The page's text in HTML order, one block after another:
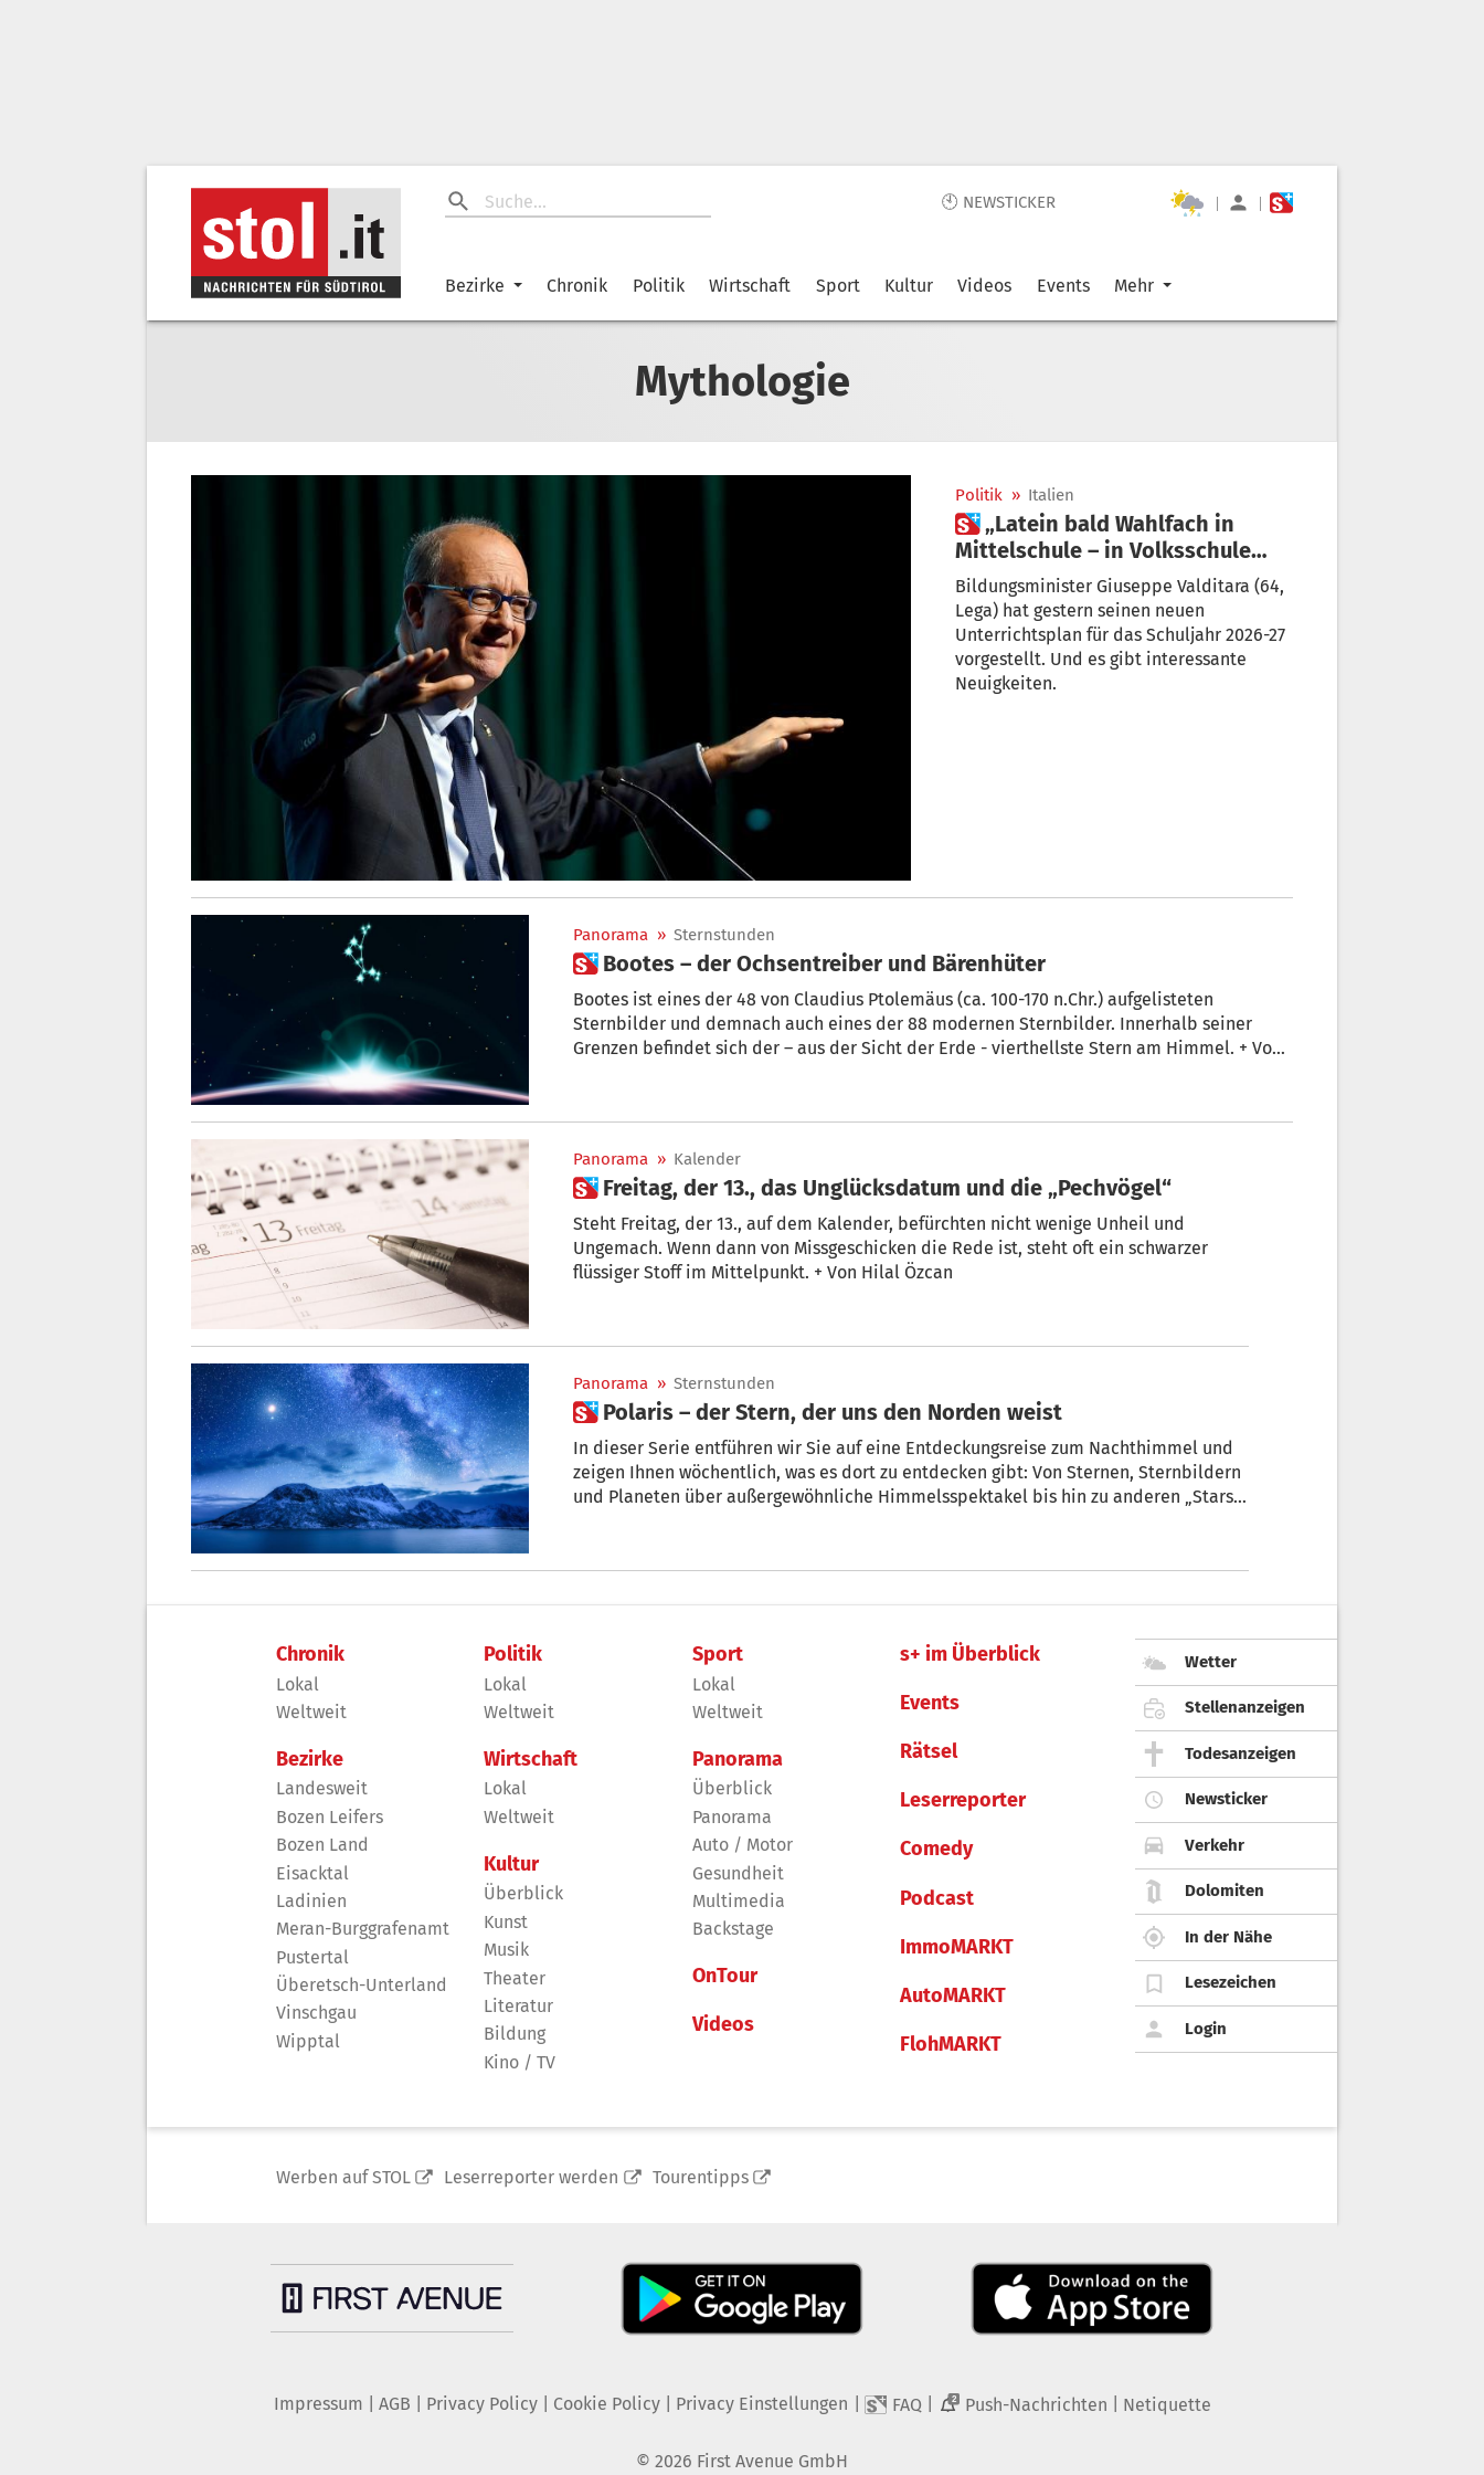
🕙 NEWSTICKER | |
Bezirke Chronik Politik Wirtschaft Sport Kultur Videos Events Mehr
Mythologie
Politik » Italien
 „Latein bald Wahlfach in
Mittelschule – in Volksschule
mehr Musik und Chöre“
Bildungsminister Giuseppe Valditara (64,
Lega) hat gestern seinen neuen
Unterrichtsplan für das Schuljahr 2026-27
vorgestellt. Und es gibt interessante
Neuigkeiten.
Panorama » Sternstunden
 Bootes – der Ochsentreiber und Bärenhüter
Bootes ist eines der 48 von Claudius Ptolemäus (ca. 100-170 n.Chr.) aufgelisteten
Sternbilder und demnach auch eines der 88 modernen Sternbilder. Innerhalb seiner
Grenzen befindet sich der – aus der Sicht der Erde - vierthellste Stern am Himmel. + Von
Panorama » Kalender
 Freitag, der 13., das Unglücksdatum und die „Pechvögel“
Steht Freitag, der 13., auf dem Kalender, befürchten nicht wenige Unheil und
Ungemach. Wenn dann von Missgeschicken die Rede ist, steht oft ein schwarzer
flüssiger Stoff im Mittelpunkt. + Von Hilal Özcan
Panorama » Sternstunden
 Polaris – der Stern, der uns den Norden weist
In dieser Serie entführen wir Sie auf eine Entdeckungsreise zum Nachthimmel und
zeigen Ihnen wöchentlich, was es dort zu entdecken gibt: Von Sternen, Sternbildern
und Planeten über außergewöhnliche Himmelsspektakel bis hin zu anderen „Stars“
Chronik
Lokal
Weltweit
Bezirke
Landesweit
Bozen Leifers
Bozen Land
Eisacktal
Ladinien
Meran-Burggrafenamt
Pustertal
Überetsch-Unterland
Vinschgau
Wipptal
Politik
Lokal
Weltweit
Wirtschaft
Lokal
Weltweit
Kultur
Überblick
Kunst
Musik
Theater
Literatur
Bildung
Kino / TV
Sport
Lokal
Weltweit
Panorama
Überblick
Panorama
Auto / Motor
Gesundheit
Multimedia
Backstage
OnTour
Videos
s+ im Überblick
Events
Rätsel
Leserreporter
Comedy
Podcast
ImmoMARKT
AutoMARKT
FlohMARKT
Wetter
Stellenanzeigen
Todesanzeigen
Newsticker
Verkehr
Dolomiten
In der Nähe
Lesezeichen
Login
Werben auf STOL Leserreporter werden Tourentipps
Impressum AGB Privacy Policy| Cookie Policy| Privacy Einstellungen FAQ 2 Push-Nachrichten Netiquette
© 2026 First Avenue GmbH